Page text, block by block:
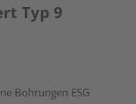
Typ 9
Bohrungen ESG